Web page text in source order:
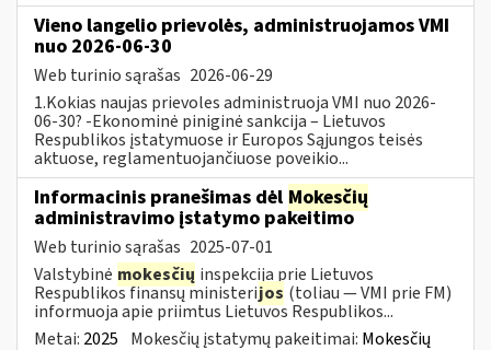
Vieno langelio prievolės, administruojamos VMI
nuo 2026-06-30
Web turinio sąrašas 2026-06-29
1.Kokias naujas prievoles administruoja VMI nuo 2026-
06-30? -Ekonominė piniginė sankcija – Lietuvos
Respublikos įstatymuose ir Europos Sąjungos teisės
aktuose, reglamentuojančiuose poveikio...
Informacinis pranešimas dėl Mokesčių
administravimo įstatymo pakeitimo
Web turinio sąrašas 2025-07-01
Valstybinė mokesčių inspekcija prie Lietuvos
Respublikos finansų ministerijos (toliau — VMI prie FM)
informuoja apie priimtus Lietuvos Respublikos...
Metai: 2025 Mokesčių įstatymų pakeitimai: Mokesčių